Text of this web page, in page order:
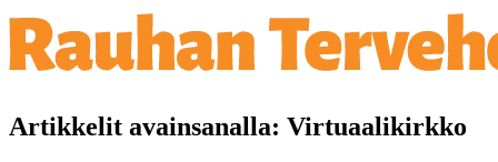
Artikkelit avainsanalla: Virtuaalikirkko